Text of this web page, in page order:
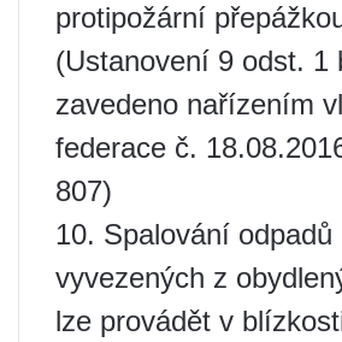
protipožární
(Ustanovení 9 odst. 1
zavedeno nařízením
federace č.
807)
10. Spalování odpadů
vyvezených z
lze provádět v